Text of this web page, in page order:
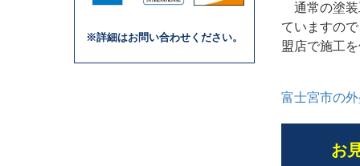
※詳細はお問い合わせください。
通常の塗装
ていますの
盟店で施工
富士宮市の
お